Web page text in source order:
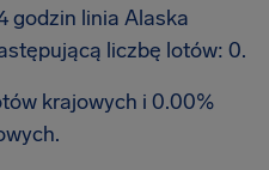
godzin linia Alaska
liczbę lotów: 0.
krajowych i 0.00%